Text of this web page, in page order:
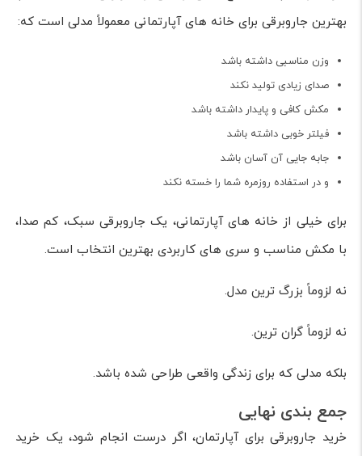
بهترین جاروبرقی برای خانه های آپارتمانی معمولاً مدلی است که:
وزن مناسبی داشته باشد
صدای زیادی تولید نکند
مکش کافی و پایدار داشته باشد
فیلتر خوبی داشته باشد
جابه جایی آن آسان باشد
و در استفاده روزمره شما را خسته نکند
برای خیلی از خانه های آپارتمانی، یک جاروبرقی سبک، کم صدا،
با مکش مناسب و سری های کاربردی بهترین انتخاب است.
نه لزوماً بزرگ ترین مدل.
نه لزوماً گران ترین.
بلکه مدلی که برای زندگی واقعی طراحی شده باشد.
جمع بندی نهایی
خرید جاروبرقی برای آپارتمان، اگر درست انجام شود، یک خرید